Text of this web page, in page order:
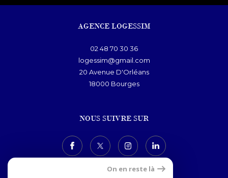
AGENCE LOGESSIM
02 48 70 30 36
logessim@gmail.com
20 Avenue D'Orléans
18000
bourges
NOUS SUIVRE SUR
On en reste là